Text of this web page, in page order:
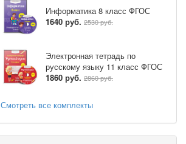
Информатика 8 класс ФГОС
1640 руб. 2530 руб.
Электронная тетрадь по
русскому языку 11 класс ФГОС
1860 руб. 2860 руб.
Смотреть все комплекты